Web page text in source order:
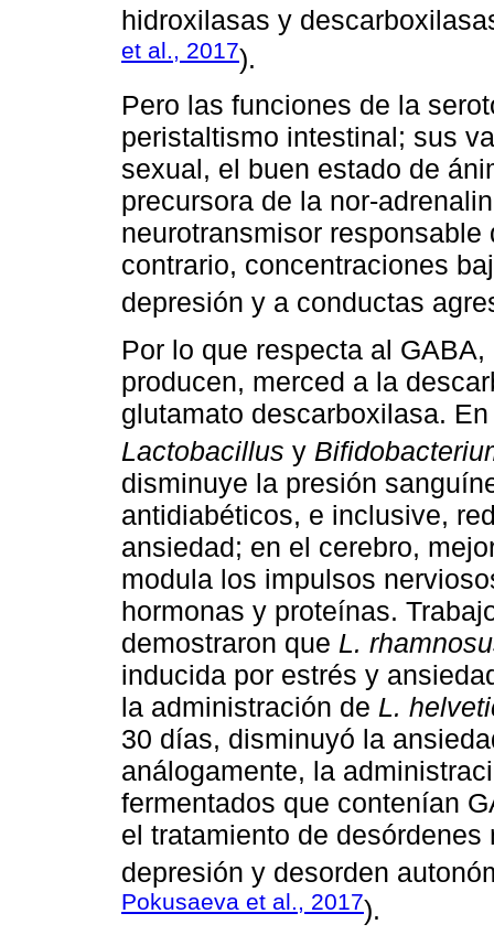
hidroxilasas y
et al., 2017).
Pero las funciones de la
peristaltismo intestinal; sus
sexual, el buen estado de
precursora de la nor-
neurotransmisor
contrario, concentraciones
depresión y a conductas
Por lo que respecta al
producen, merced a la
glutamato descarboxilasa.
Lactobacillus y
disminuye la presión
antidiabéticos, e inclusive,
ansiedad; en el cerebro,
modula los impulsos
hormonas y proteínas.
demostraron que L.
inducida por estrés y
la administración de L.
30 días, disminuyó la
análogamente, la
fermentados que contenían
el tratamiento de
depresión y desorden
Pokusaeva et al., 2017).